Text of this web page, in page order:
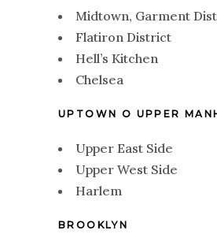
Midtown, Garment
Flatiron District
Hell’s Kitchen
Chelsea
UPTOWN O UPPER
Upper East Side
Upper West Side
Harlem
BROOKLYN